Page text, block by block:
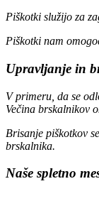
Piškotki služijo za
Piškotki nam
Upravljanje in
V primeru, da se
Večina brskalnikov
Brisanje piškotkov
brskalnika.
Naše spletno